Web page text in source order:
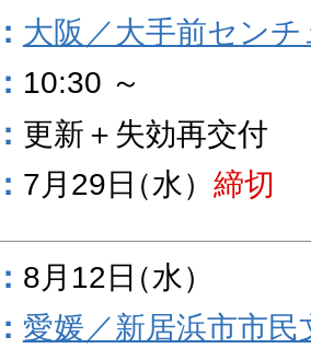
大阪／大手前セン
10:30 ～
更新＋失効再交付
7月29日（水） 締切
8月12日（水）
愛媛／新居浜市市